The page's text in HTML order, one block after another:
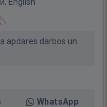
apdares darbos un
WhatsApp